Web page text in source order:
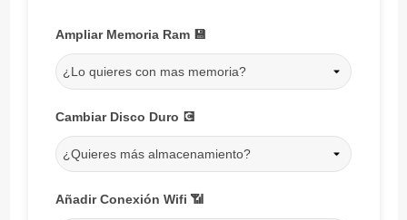
Ampliar Memoria Ram 💾
¿Lo quieres con mas memoria?
Cambiar Disco Duro 💽
¿Quieres más almacenamiento?
Añadir Conexión Wifi 📶